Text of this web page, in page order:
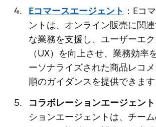
Eコマースエージェント ：Eコ
ントは、オンライン販売に関
な業務を支援し、ユーザーエ
（UX）を向上させ、業務効率
ーソナライズされた商品レコ
順のガイダンスを提供できます
コラボレーションエージェント
ションエージェントは、チー